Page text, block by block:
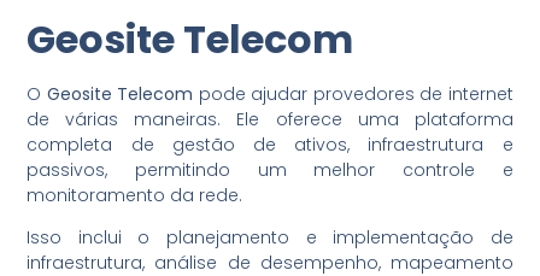
Geosite Telecom
O Geosite Telecom pode ajudar provedores de internet
de várias maneiras. Ele oferece uma plataforma
completa de gestão de ativos, infraestrutura e
passivos, permitindo um melhor controle e
monitoramento da rede.
Isso inclui o planejamento e implementação de
infraestrutura, análise de desempenho, mapeamento